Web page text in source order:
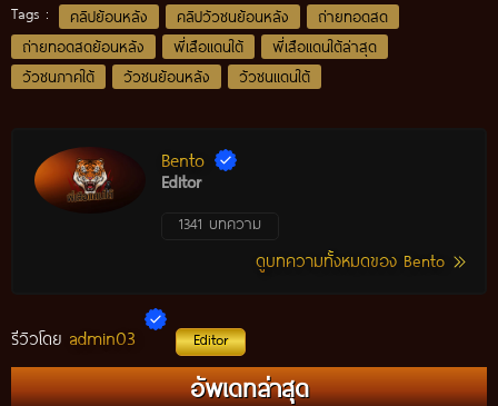
Tags : คลิปย้อนหลัง คลิปวัวชนย้อนหลัง
ถ่ายทอดสด
ถ่ายทอดสดย้อนหลัง
พี่เสือแดนใต้
พี่เสือแดนใต้ล่าสุด
วัวชนภาคใต้
วัวชนย้อนหลัง วัวชนแดนใต้
Bento
Editor
1341 บทความ
ดูบทความทั้งหมดของ Bento
รีวิวโดย admin03 Editor
อัพเดทล่าสุด